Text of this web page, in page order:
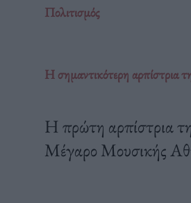
Πολιτισμός
Η σημαντικότερη
Η πρώτη αρπίστρια
Μέγαρο Μουσικής